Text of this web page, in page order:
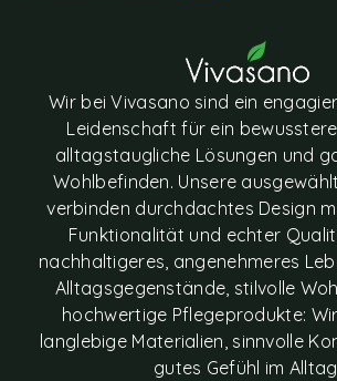
Wir bei Vivasano sind ein
Leidenschaft für ein
alltagstaugliche Lösungen und
Wohlbefinden. Unsere
verbinden durchdachtes Design
Funktionalität und echter
nachhaltigeres, angenehmeres
Alltagsgegenstände, stilvolle
hochwertige Pflegeprodukte:
langlebige Materialien, sinnvolle
gutes Gefühl im